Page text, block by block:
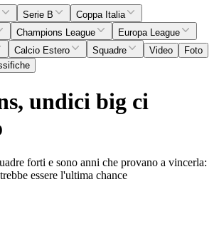
Serie B
Coppa Italia
Champions League
Europa League
Calcio Estero Squadre Video
Foto
undici big ci
forti e sono anni che provano a vincerla:
essere l'ultima chance